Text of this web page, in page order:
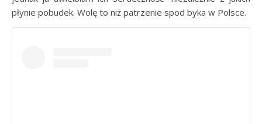
płynie pobudek. Wolę to niż patrzenie spod byka w Polsce.